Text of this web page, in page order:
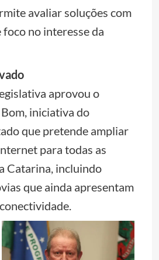
avaliar soluções com
foco no interesse da
aprovou o
iniciativa do
que pretende ampliar
para todas as
Catarina, incluindo
que ainda apresentam